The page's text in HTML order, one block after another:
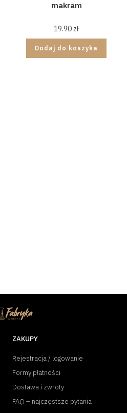
makram
19.90 zł
Dodaj do koszyka
ZAKUPY
Rejestracja / logowanie
Formy płatności
Dostawa i zwroty
FAQ – najczęstsze pytania